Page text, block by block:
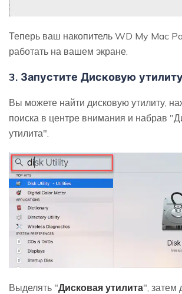
Теперь ваш накопитель WD My Mac
работать на вашем экране.
3. Запустите Дисковую
Вы можете найти дисковую утилиту,
поиска в центре внимания и набрав
утилита".
Выделять "Дисковая утилита", затем